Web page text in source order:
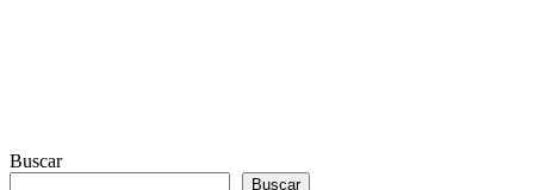
Buscar
Buscar